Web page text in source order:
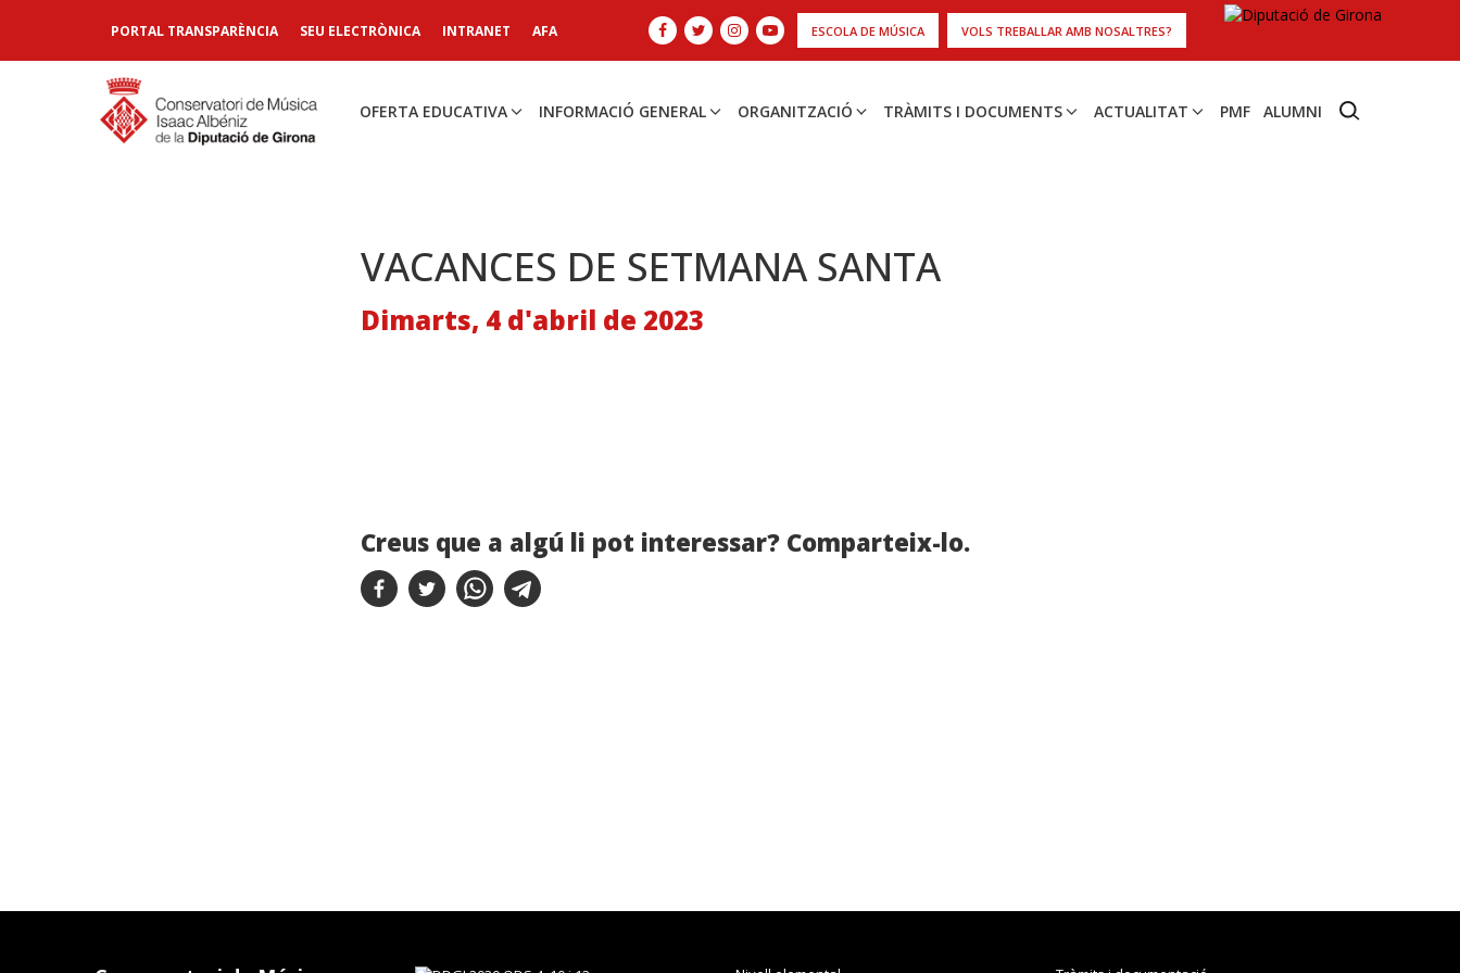
PORTAL TRANSPARÈNCIA SEU ELECTRÒNICA INTRANET AFA ESCOLA DE MÚSICA VOLS TREBALLAR AMB NOSALTRES?
OFERTA EDUCATIVA INFORMACIÓ GENERAL ORGANITZACIÓ TRÀMITS I DOCUMENTS ACTUALITAT PMF ALUMNI
VACANCES DE SETMANA SANTA
Dimarts, 4 d'abril de 2023
Creus que a algú li pot interessar? Comparteix-lo.